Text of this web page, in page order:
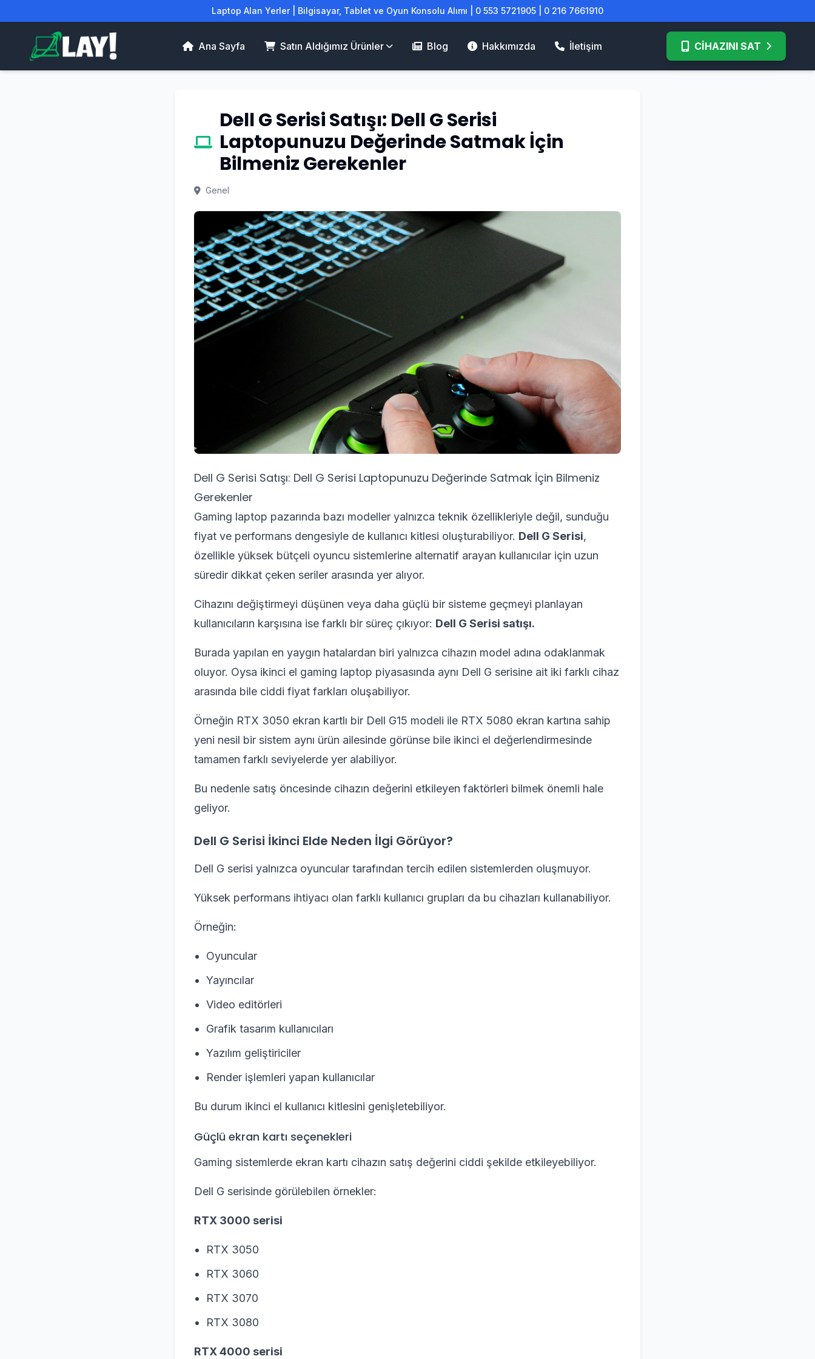
Laptop Alan Yerler | Bilgisayar, Tablet ve Oyun Konsolu Alımı | 0 553 5721905 | 0 216 7661910
Ana Sayfa Satın Aldığımız Ürünler Blog Hakkımızda İletişim CİHAZINI SAT
Dell G Serisi Satışı: Dell G Serisi
Laptopunuzu Değerinde Satmak İçin
Bilmeniz Gerekenler
Genel
Dell G Serisi Satışı: Dell G Serisi Laptopunuzu Değerinde Satmak İçin Bilmeniz
Gerekenler
Gaming laptop pazarında bazı modeller yalnızca teknik özellikleriyle değil, sunduğu
fiyat ve performans dengesiyle de kullanıcı kitlesi oluşturabiliyor. Dell G Serisi,
özellikle yüksek bütçeli oyuncu sistemlerine alternatif arayan kullanıcılar için uzun
süredir dikkat çeken seriler arasında yer alıyor.
Cihazını değiştirmeyi düşünen veya daha güçlü bir sisteme geçmeyi planlayan
kullanıcıların karşısına ise farklı bir süreç çıkıyor: Dell G Serisi satışı.
Burada yapılan en yaygın hatalardan biri yalnızca cihazın model adına odaklanmak
oluyor. Oysa ikinci el gaming laptop piyasasında aynı Dell G serisine ait iki farklı cihaz
arasında bile ciddi fiyat farkları oluşabiliyor.
Örneğin RTX 3050 ekran kartlı bir Dell G15 modeli ile RTX 5080 ekran kartına sahip
yeni nesil bir sistem aynı ürün ailesinde görünse bile ikinci el değerlendirmesinde
tamamen farklı seviyelerde yer alabiliyor.
Bu nedenle satış öncesinde cihazın değerini etkileyen faktörleri bilmek önemli hale
geliyor.
Dell G Serisi İkinci Elde Neden İlgi Görüyor?
Dell G serisi yalnızca oyuncular tarafından tercih edilen sistemlerden oluşmuyor.
Yüksek performans ihtiyacı olan farklı kullanıcı grupları da bu cihazları kullanabiliyor.
Örneğin:
Oyuncular
Yayıncılar
Video editörleri
Grafik tasarım kullanıcıları
Yazılım geliştiriciler
Render işlemleri yapan kullanıcılar
Bu durum ikinci el kullanıcı kitlesini genişletebiliyor.
Güçlü ekran kartı seçenekleri
Gaming sistemlerde ekran kartı cihazın satış değerini ciddi şekilde etkileyebiliyor.
Dell G serisinde görülebilen örnekler:
RTX 3000 serisi
RTX 3050
RTX 3060
RTX 3070
RTX 3080
RTX 4000 serisi